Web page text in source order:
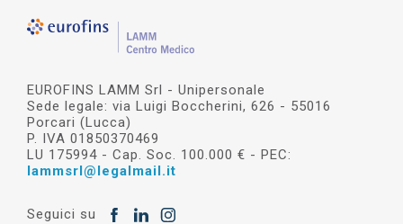
EUROFINS LAMM Srl - Unipersonale
Sede legale: via Luigi Boccherini, 626 - 55016
Porcari (Lucca)
P. IVA 01850370469
LU 175994 - Cap. Soc. 100.000 € - PEC:
lammsrl@legalmail.it
Seguici su